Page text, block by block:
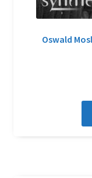
Oswald